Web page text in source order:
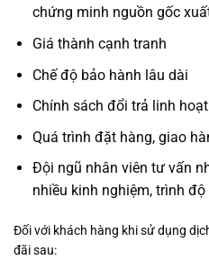
chứng minh nguồn gốc
Giá thành cạnh tranh
Chế độ bảo hành lâu dài
Chính sách đổi trả linh hoạt
Quá trình đặt hàng, giao
Đội ngũ nhân viên tư vấn
nhiều kinh nghiệm, trình độ
Đối với khách hàng khi sử dụng
đãi sau: